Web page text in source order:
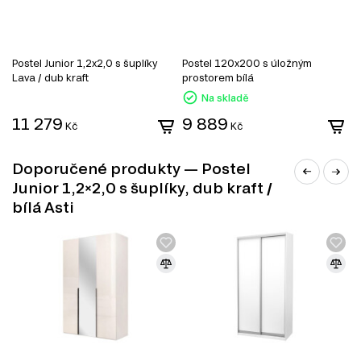
Moderní styl nábytku přináší do vašeho interiéru svěží a
Tento filtr vám pomůže najít kousky, které jsou nejen
hlavní výhody moderního stylu:
Postel Junior 1,2x2,0 s šuplíky
Lava / dub kraft
11 279 Kč
Postel 120x200 s úložným
prostorem bílá
Na skladě
9 889 Kč
Doporučené produkty — Postel
Junior 1,2×2,0 s šuplíky, dub kraft /
bílá Asti